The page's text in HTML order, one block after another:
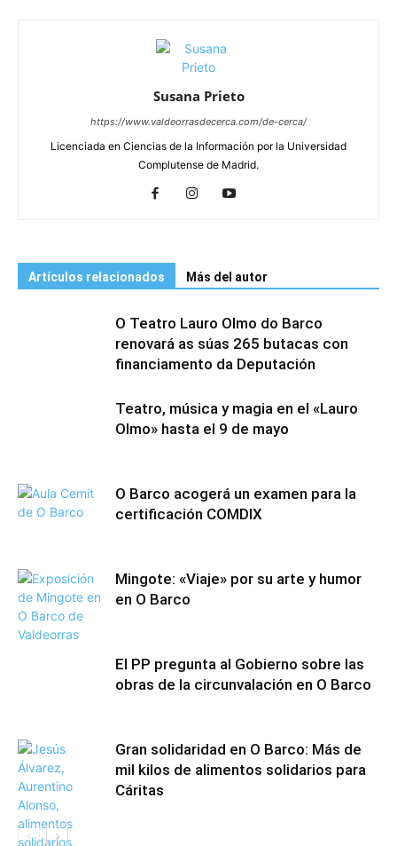
Susana Prieto
https://www.valdeorrasdecerca.com/de-cerca/
Licenciada en Ciencias de la Información por la Universidad
Complutense de Madrid.
Artículos relacionados Más del autor
O Teatro Lauro Olmo do Barco
renovará as súas 265 butacas con
financiamento da Deputación
Teatro, música y magia en el «Lauro
Olmo» hasta el 9 de mayo
O Barco acogerá un examen para la
certificación COMDIX
Mingote: «Viaje» por su arte y humor
en O Barco
El PP pregunta al Gobierno sobre las
obras de la circunvalación en O Barco
Gran solidaridad en O Barco: Más de
mil kilos de alimentos solidarios para
Cáritas